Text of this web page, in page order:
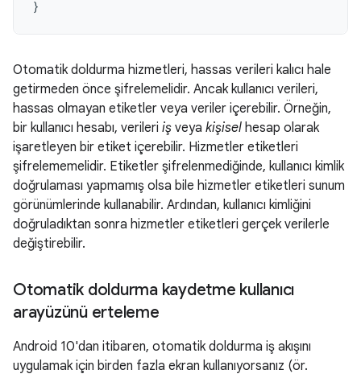
}
Otomatik doldurma hizmetleri, hassas verileri kalıcı hale
getirmeden önce şifrelemelidir. Ancak kullanıcı verileri,
hassas olmayan etiketler veya veriler içerebilir. Örneğin,
bir kullanıcı hesabı, verileri iş veya kişisel hesap olarak
işaretleyen bir etiket içerebilir. Hizmetler etiketleri
şifrelememelidir. Etiketler şifrelenmediğinde, kullanıcı kimlik
doğrulaması yapmamış olsa bile hizmetler etiketleri sunum
görünümlerinde kullanabilir. Ardından, kullanıcı kimliğini
doğruladıktan sonra hizmetler etiketleri gerçek verilerle
değiştirebilir.
Otomatik doldurma kaydetme kullanıcı
arayüzünü erteleme
Android 10'dan itibaren, otomatik doldurma iş akışını
uygulamak için birden fazla ekran kullanıyorsanız (ör.